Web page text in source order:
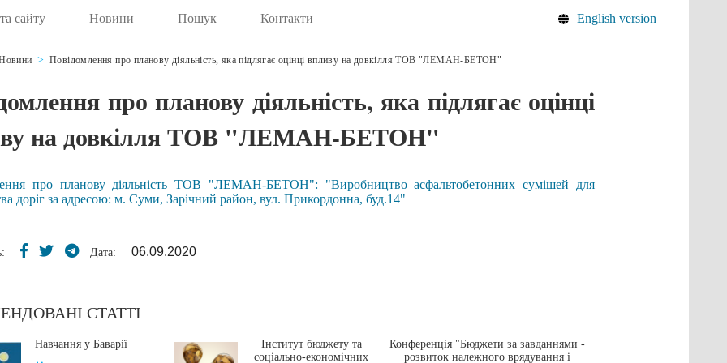
сайту Новини Пошук Контакти English version
Повідомлення про планову діяльність, яка підлягає оцінці впливу на довкілля ТОВ "ЛЕМАН-БЕТОН"
про планову діяльність, яка підлягає оцінці
на довкілля ТОВ "ЛЕМАН-БЕТОН"
про планову діяльність ТОВ "ЛЕМАН-БЕТОН": "Виробництво асфальтобетонних сумішей для
доріг за адресою: м. Суми, Зарічний район, вул. Прикордонна, буд.14"
Дата: 06.09.2020
СТАТТІ
Навчання у Баварії
Інститут бюджету та
соціально-економічних
Конференція "Бюджети за завданнями -
розвиток належного врядування і